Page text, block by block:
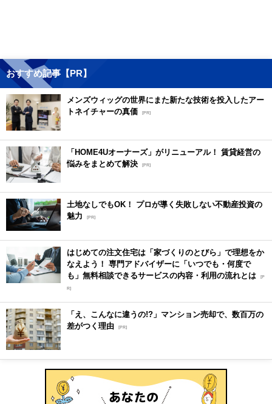
おすすめ記事【PR】
メンズウィッグの世界にまた新たな技術を投入したアー
トネイチャーの真価
[PR]
「HOME4Uオーナーズ」がリニューアル！ 賃貸経営の
悩みをまとめて解決 [PR]
土地なしでもOK！ プロが導く失敗しない不動産投資の
魅力
[PR]
はじめての注文住宅は「家づくりのとびら」で理想をか
なえよう！ 専門アドバイザーに「いつでも・何度で
も」無料相談できるサービスの内容・利用の流れとは [P
R]
「え、こんなに違うの!?」マンション売却で、数百万の
差がつく理由 [PR]